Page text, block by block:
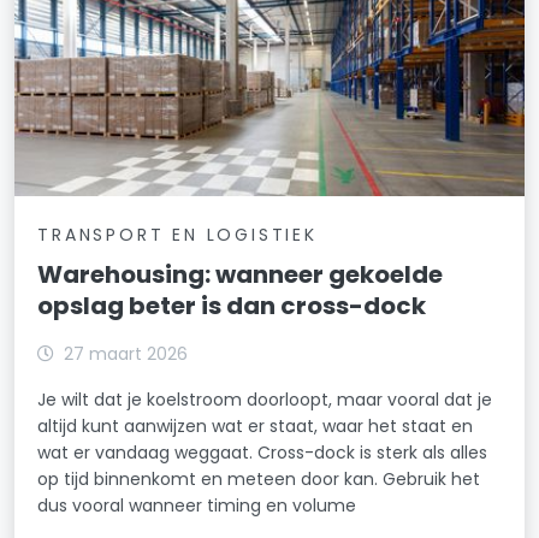
TRANSPORT EN LOGISTIEK
Warehousing: wanneer gekoelde
opslag beter is dan cross-dock
27 maart 2026
Je wilt dat je koelstroom doorloopt, maar vooral dat je
altijd kunt aanwijzen wat er staat, waar het staat en
wat er vandaag weggaat. Cross-dock is sterk als alles
op tijd binnenkomt en meteen door kan. Gebruik het
dus vooral wanneer timing en volume